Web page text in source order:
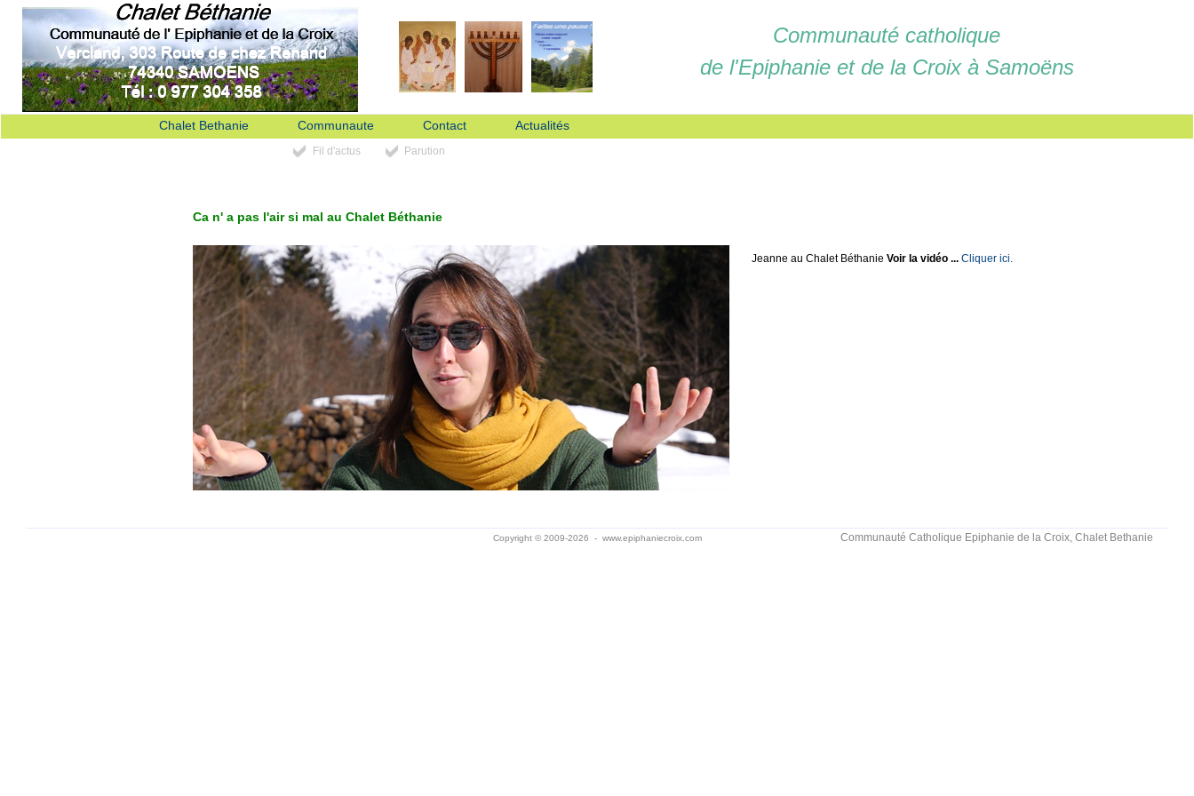
Communauté catholique
de l'Epiphanie et de la Croix à Samoëns
Chalet Bethanie Communaute Contact Actualités
Fil d'actus Parution
Ca n' a pas l'air si mal au Chalet Béthanie
Jeanne au Chalet Béthanie Voir la vidéo ... Cliquer ici.
Copyright © 2009-2026 - www.epiphaniecroix.com Communauté Catholique Epiphanie de la Croix, Chalet Bethanie